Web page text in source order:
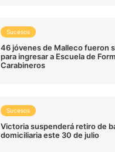
Sucesos
46 jóvenes de Malleco fueron
para ingresar a Escuela de
Carabineros
Sucesos
Victoria suspenderá retiro de
domiciliaria este 30 de julio